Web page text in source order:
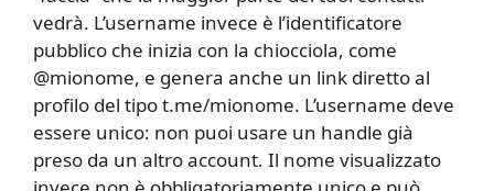
vedrà. L’username invece è l’identificatore
pubblico che inizia con la chiocciola, come
@mionome, e genera anche un link diretto al
profilo del tipo t.me/mionome. L’username deve
essere unico: non puoi usare un handle già
preso da un altro account. Il nome visualizzato